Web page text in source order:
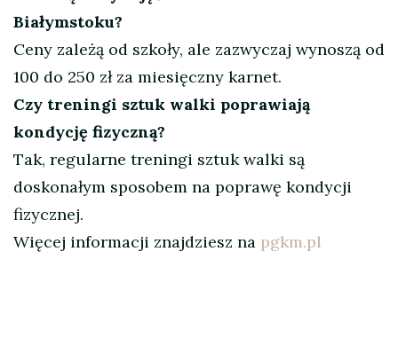
Białymstoku?
Ceny zależą od szkoły, ale zazwyczaj wynoszą od
100 do 250 zł za miesięczny karnet.
Czy treningi sztuk walki poprawiają
kondycję fizyczną?
Tak, regularne treningi sztuk walki są
doskonałym sposobem na poprawę kondycji
fizycznej.
Więcej informacji znajdziesz na pgkm.pl